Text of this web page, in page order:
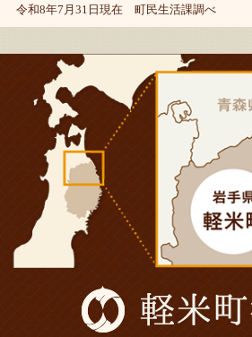
令和8年7月31日現在 町民生活課調べ